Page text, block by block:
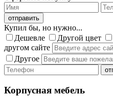
Купил бы, но нужно...
Дешевле
Другой цвет
другом сайте
Другое
Корпусная мебель